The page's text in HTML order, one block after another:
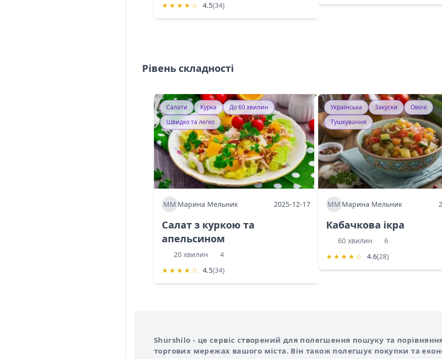
★ ★ ★ ★ ☆ 4.5(34)
Рівень складності
Салати Курка
До 60 хвилин
Швидко та легко
ММ Марина Мельник 2025-12-17
Салат з куркою та
апельсином
20 хвилин
4
★ ★ ★ ★ ☆ 4.5(34)
Українська Закуски
Овочі
Тушкування
ММ Марина Мельник
Кабачкова ікра
60 хвилин
6
★ ★ ★ ★ ☆ 4.6(28)
Про сервіс Shurshilo
Shurshilo - це сервіс створений для полегшення пошуку та
торгових мережах вашого міста. Він також полегшує покупки та